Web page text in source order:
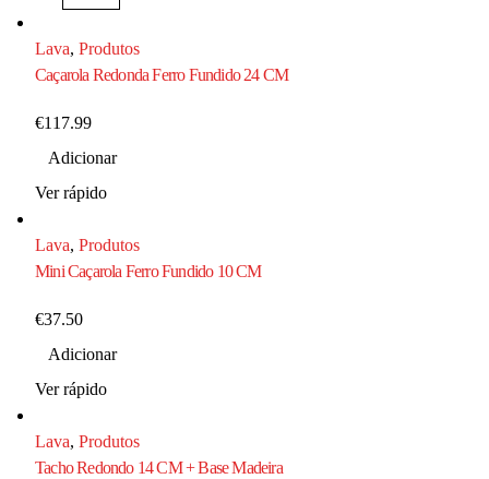
Lava, Produtos
Caçarola Redonda Ferro Fundido 24 CM
€117.99
Adicionar
Ver rápido
Lava, Produtos
Mini Caçarola Ferro Fundido 10 CM
€37.50
Adicionar
Ver rápido
Lava, Produtos
Tacho Redondo 14 CM + Base Madeira